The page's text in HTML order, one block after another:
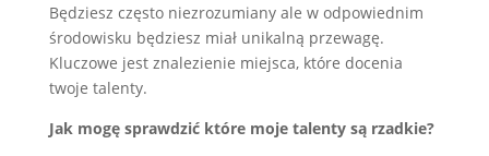
Będziesz często niezrozumiany ale w odpowiednim
środowisku będziesz miał unikalną przewagę.
Kluczowe jest znalezienie miejsca, które docenia
twoje talenty.
Jak mogę sprawdzić które moje talenty są rzadkie?